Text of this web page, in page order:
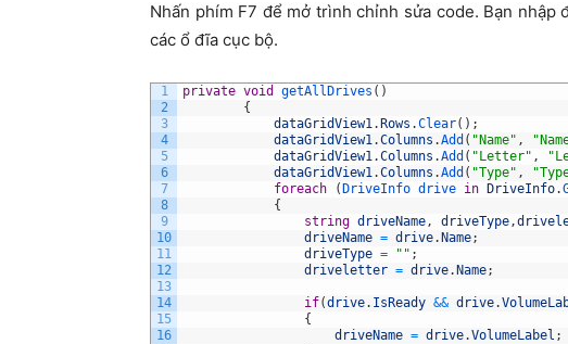
Nhấn phím F7 để mở trình chỉnh sửa code. Bạn
các ổ đĩa cục bộ.
1
2
3
4
5
6
7
8
9
10
11
12
13
14
15
16
private void getAllDrives ( )
{
dataGridView1. Rows .Clear( ) ;
dataGridView1.Columns .Add ( "Name" ,
dataGridView1.Columns .Add ( "Letter" ,
dataGridView1.Columns .Add ( "Type" ,
foreach
( DriveInfo drive in DriveInfo.
{
string driveName, driveType,
driveName = drive. Name;
driveType = "" ;
driveletter = drive. Name;
if(drive. IsReady && drive.
{
driveName = drive.VolumeLabel ;